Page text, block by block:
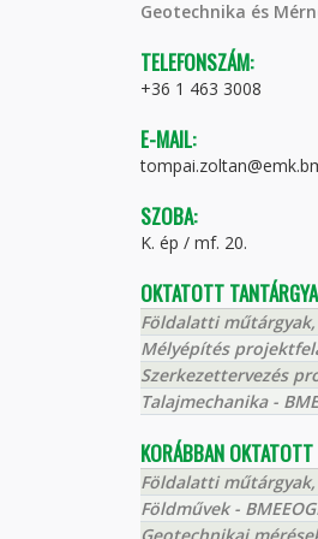
Geotechnika és
TELEFONSZÁM:
+36 1 463 3008
E-MAIL:
SZOBA:
K. ép / mf. 20.
OKTATOTT
Földalatti műtárgyak,
Mélyépítés
Szerkezettervezés
Talajmechanika -
KORÁBBAN OKTATOTT
Földalatti műtárgyak,
Földművek -